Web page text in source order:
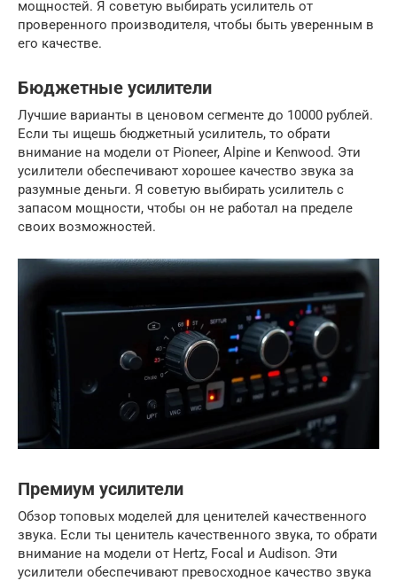
мощностей. Я советую выбирать усилитель от
проверенного производителя, чтобы быть уверенным в
его качестве.
Бюджетные усилители
Лучшие варианты в ценовом сегменте до 10000 рублей.
Если ты ищешь бюджетный усилитель, то обрати
внимание на модели от Pioneer, Alpine и Kenwood. Эти
усилители обеспечивают хорошее качество звука за
разумные деньги. Я советую выбирать усилитель с
запасом мощности, чтобы он не работал на пределе
своих возможностей.
Премиум усилители
Обзор топовых моделей для ценителей качественного
звука. Если ты ценитель качественного звука, то обрати
внимание на модели от Hertz, Focal и Audison. Эти
усилители обеспечивают превосходное качество звука